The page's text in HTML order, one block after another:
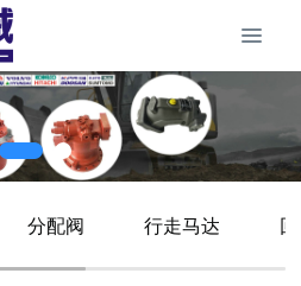
分配阀 行走马达
最新